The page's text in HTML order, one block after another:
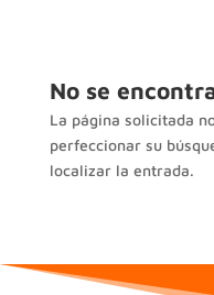
No se
La página solicitada
perfeccionar su
localizar la entrada.